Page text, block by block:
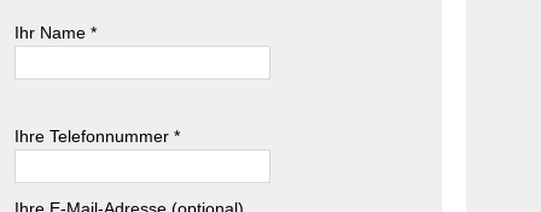
Ihr Name *
t
e
i
t
Ihre Telefonnummer *